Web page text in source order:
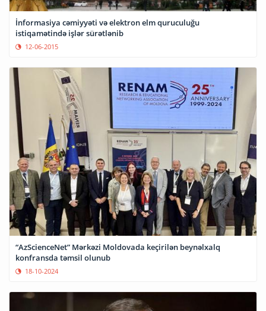
İnformasiya cəmiyyəti və elektron elm quruculuğu
istiqamətində işlər sürətlənib
12-06-2015
“AzScienceNet” Mərkəzi Moldovada keçirilən beynəlxalq
konfransda təmsil olunub
18-10-2024